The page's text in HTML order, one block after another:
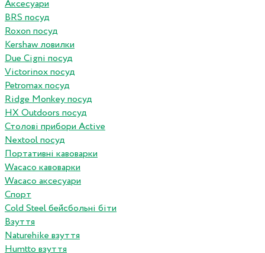
Аксесуари
BRS посуд
Roxon посуд
Kershaw ловилки
Due Cigni посуд
Victorinox посуд
Petromax посуд
Ridge Monkey посуд
HX Outdoors посуд
Столові прибори Active
Nextool посуд
Портативні кавоварки
Wacaco кавоварки
Wacaco аксесуари
Спорт
Cold Steel бейсбольні біти
Взуття
Naturehike взуття
Humtto взуття